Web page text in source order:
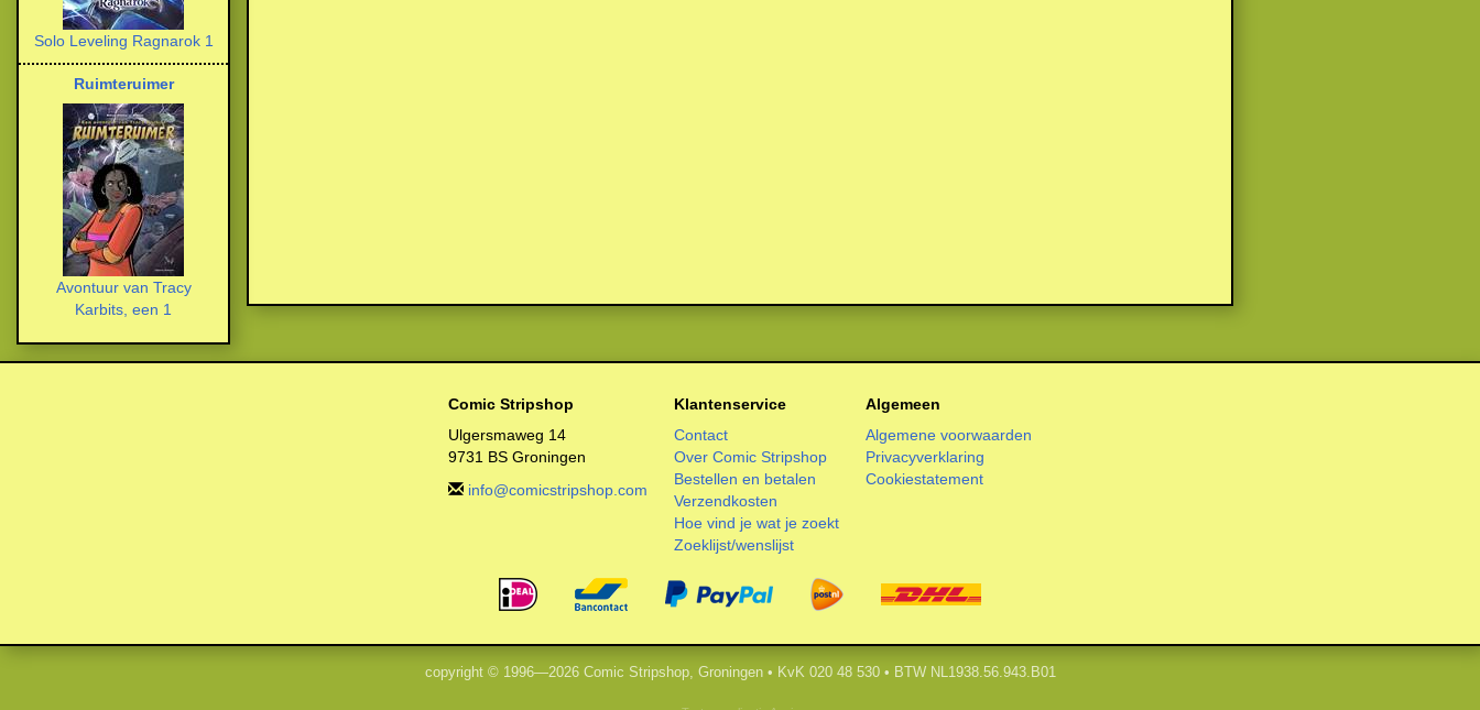
Solo Leveling Ragnarok 1
Ruimteruimer
Avontuur van Tracy
Karbits, een 1
Comic Stripshop
Ulgersmaweg 14
9731 BS Groningen
info@comicstripshop.com
Klantenservice
Contact
Over Comic Stripshop
Bestellen en betalen
Verzendkosten
Hoe vind je wat je zoekt
Zoeklijst/wenslijst
Algemeen
Algemene voorwaarden
Privacyverklaring
Cookiestatement
copyright © 1996—2026 Comic Stripshop, Groningen • KvK 020 48 530 • BTW NL1938.56.943.B01